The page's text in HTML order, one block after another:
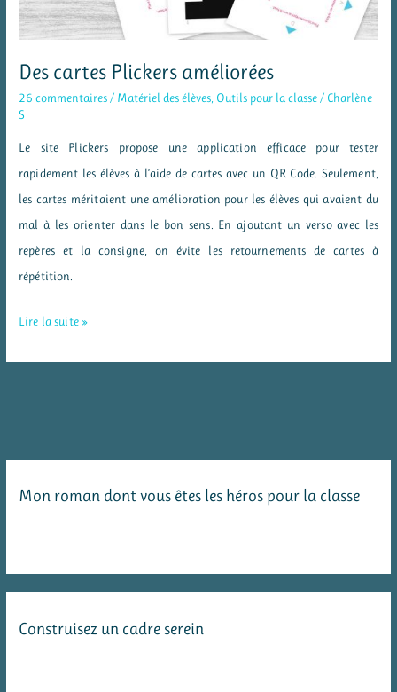
Des cartes Plickers améliorées
26 commentaires / Matériel des élèves Outils pour la classe / Charlène
S
Le site Plickers propose une application efficace pour tester
rapidement les élèves à l’aide de cartes avec un QR Code. Seulement,
les cartes méritaient une amélioration pour les élèves qui avaient du
mal à les orienter dans le bon sens. En ajoutant un verso avec les
repères et la consigne, on évite les retournements de cartes à
répétition.
Des
Lire la suite »
Mon roman dont vous êtes les héros pour la classe
Construisez un cadre serein